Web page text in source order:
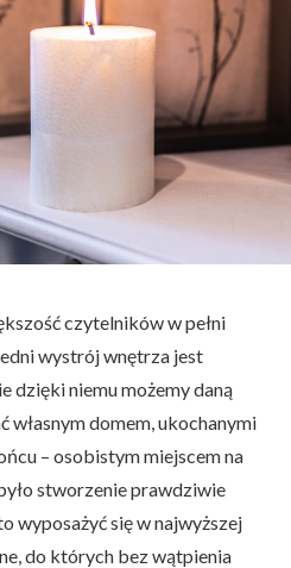
czytelników w pełni
wystrój wnętrza jest
dzięki niemu możemy daną
własnym domem, ukochanymi
– osobistym miejscem na
stworzenie prawdziwie
wyposażyć się w najwyższej
do których bez wątpienia